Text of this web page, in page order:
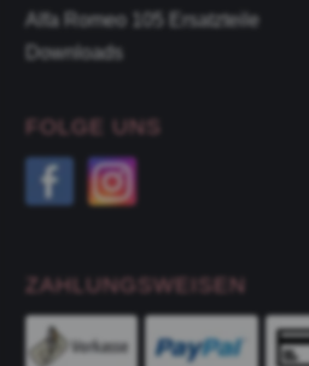
Alfa Romeo 105 Ersatzteile
Downloads
FOLGE UNS
ZAHLUNGSWEISEN